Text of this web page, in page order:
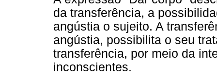
da transferência, a
angústia o sujeito. A
angústia, possibilita o seu
transferência, por meio da
inconscientes.